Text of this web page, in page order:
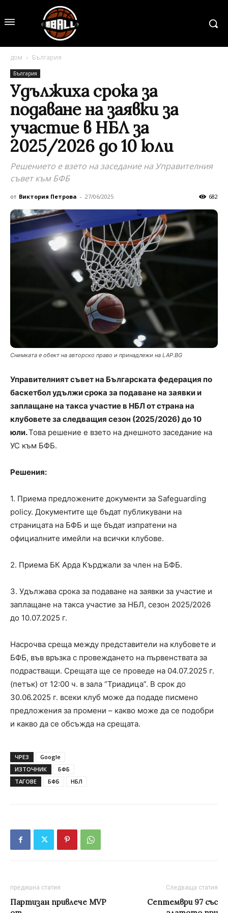
дом България
България
Удължиха срока за
подаване на заявки за
участие в НБЛ за
2025/2026 до 10 юли
Решението е взето на заседание на Управителния
съвет към БФБ
от Виктория Петрова - 27/06/2025 682
Снимката е обект на авторско право и принадлежи на LAP.BG
Управителният съвет на Българската федерация по
баскетбол удължи срока за подаване на заявки и
заплащане на такса участие в НБЛ от страна на
клубовете за следващия сезон (2025/2026) до 10
юли.Това решение е взето на днешното заседание на
УС към БФБ.
Решения:
1. Приема предложените документи за Safeguarding
policy. Документите ще бъдат публикувани на
страницата на БФБ и ще бъдат изпратени на
официалните имейли на всички клубове.
2. Приема БК Арда Кърджали за член на БФБ.
3. Удължава срока за подаване на заявки за участие и
заплащане на такса участие за НБЛ, сезон 2025/2026
до 10.07.2025 г.
Насрочва среща между представители на клубовете и
БФБ, във връзка с провеждането на първенствата за
подрастващи. Срещата ще се проведе на 04.07.2025 г.
(петък) от 12:00 ч. в зала “Триадица”. В срок до
30.06.2025 г. всеки клуб може да подаде писмено
предложения за промени – какво може да се подобри
и какво да се обсъжда на срещата.
ЧРЕЗ
Google
ИЗТОЧНИК
БФБ
ТАГОВЕ
БФБ НБЛ
предишна статия
Партизан привлече MVP
Следваща статия
Септември 97 със